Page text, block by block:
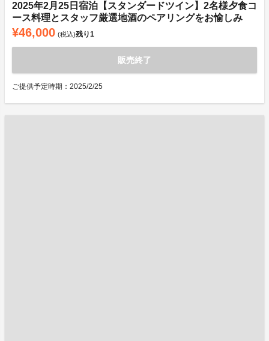
2025年2月25日宿泊【スタンダードツイン】2名様夕食コ
ース料理とスタッフ厳選地酒のペアリングをお愉しみ
¥46,000 (税込)残り1
販売終了
ご提供予定時期：2025/2/25